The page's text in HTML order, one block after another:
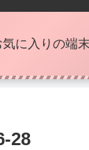
に入りの端
28